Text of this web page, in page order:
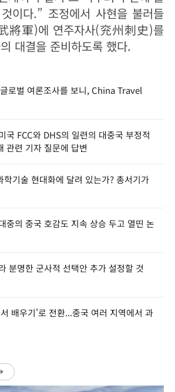
이다.” 조정에서 사현을 불러들
將軍)에 연주자사(兖州刺史)를
대결을 준비하도록 했다.
로벌 여론조사를 보니, China Travel
국 FCC와 DHS의 일련의 대중국 부정적
관련 기자 질문에 답변
기술 현대화에 달려 있는가? 총서기가
중의 중국 호감도 지속 상승 두고 열띤 논
분명한 군사적 선택안 추가 설정할 것
배우기'로 전환...중국 여러 지역에서 과